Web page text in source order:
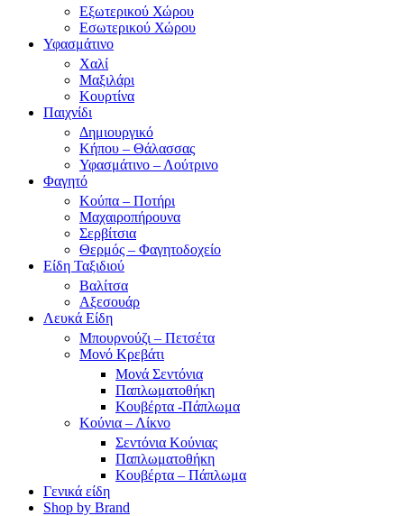
Εξωτερικού Χώρου
Εσωτερικού Χώρου
Υφασμάτινο
Χαλί
Μαξιλάρι
Κουρτίνα
Παιχνίδι
Δημιουργικό
Κήπου – Θάλασσας
Υφασμάτινο – Λούτρινο
Φαγητό
Κούπα – Ποτήρι
Μαχαιροπήρουνα
Σερβίτσια
Θερμός – Φαγητοδοχείο
Είδη Ταξιδιού
Βαλίτσα
Αξεσουάρ
Λευκά Είδη
Μπουρνούζι – Πετσέτα
Μονό Κρεβάτι
Μονά Σεντόνια
Παπλωματοθήκη
Κουβέρτα -Πάπλωμα
Κούνια – Λίκνο
Σεντόνια Κούνιας
Παπλωματοθήκη
Κουβέρτα – Πάπλωμα
Γενικά είδη
Shop by Brand